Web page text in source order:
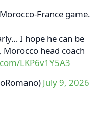
France game.
I hope he can be
head coach
LKP6v1Y5A3
July 9, 2026